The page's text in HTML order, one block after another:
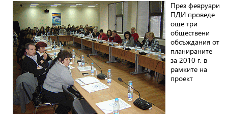
През февруари
ПДИ проведе
още три
обществени
обсъждания от
планираните
за 2010 г. в
рамките на
проект